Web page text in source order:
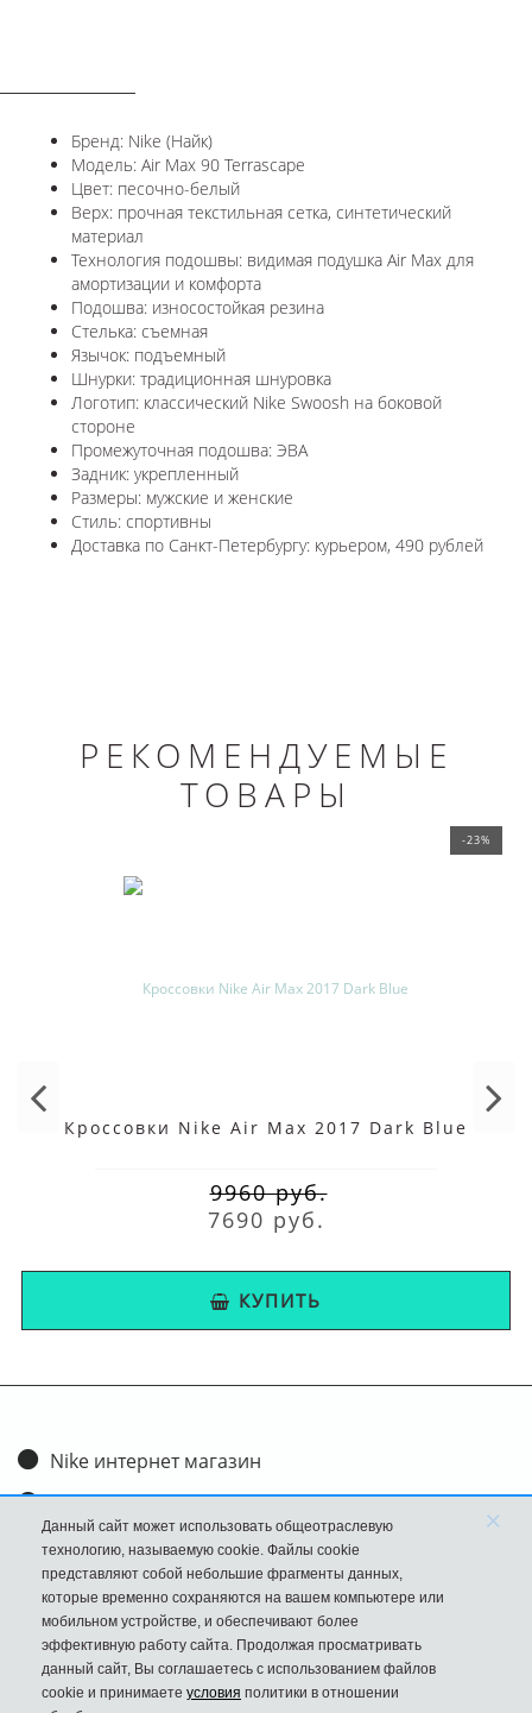
Бренд: Nike (Найк)
Модель: Air Max 90 Terrascape
Цвет: песочно-белый
Верх: прочная текстильная сетка, синтетический
материал
Технология подошвы: видимая подушка Air Max для
амортизации и комфорта
Подошва: износостойкая резина
Стелька: съемная
Язычок: подъемный
Шнурки: традиционная шнуровка
Логотип: классический Nike Swoosh на боковой
стороне
Промежуточная подошва: ЭВА
Задник: укрепленный
Размеры: мужские и женские
Стиль: спортивны
Доставка по Санкт-Петербургу: курьером, 490 рублей
РЕКОМЕНДУЕМЫЕ
ТОВАРЫ
-23%
Кроссовки Nike Air Max 2017 Dark Blue
9960 руб.
7690 руб.
КУПИТЬ
Nike интернет магазин
Доставка и оплата
Обмен и возврат
Размеры
FAQ
Новости
Данный сайт может использовать общеотраслевую
технологию, называемую cookie. Файлы cookie
представляют собой небольшие фрагменты данных,
которые временно сохраняются на вашем компьютере или
мобильном устройстве, и обеспечивают более
эффективную работу сайта. Продолжая просматривать
данный сайт, Вы соглашаетесь с использованием файлов
cookie и принимаете условия политики в отношении
×